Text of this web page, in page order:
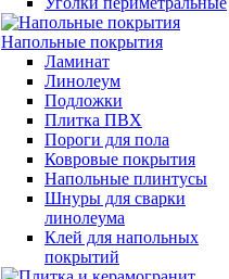
Напольные покрытия
Ламинат
Линолеум
Подложки
Плитка ПВХ
Пороги для пола
Ковровые покрытия
Напольные плинтусы
Шнуры для сварки
линолеума
Клей для напольных
покрытий